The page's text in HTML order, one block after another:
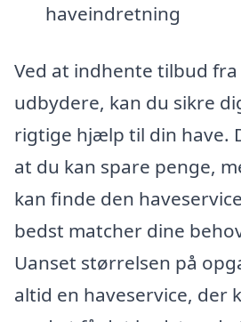
haveindretning
Ved at indhente tilbud
udbydere, kan du sikre
rigtige hjælp til din have.
at du kan spare penge,
kan finde den
bedst matcher dine
Uanset størrelsen på
altid en haveservice, der